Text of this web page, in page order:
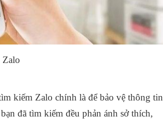
Zalo
kiếm Zalo chính là để bảo vệ thông tin
đã tìm kiếm đều phản ánh sở thích,